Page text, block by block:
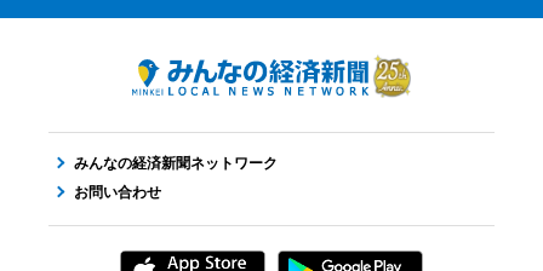
みんなの経済新聞ネットワーク
お問い合わせ